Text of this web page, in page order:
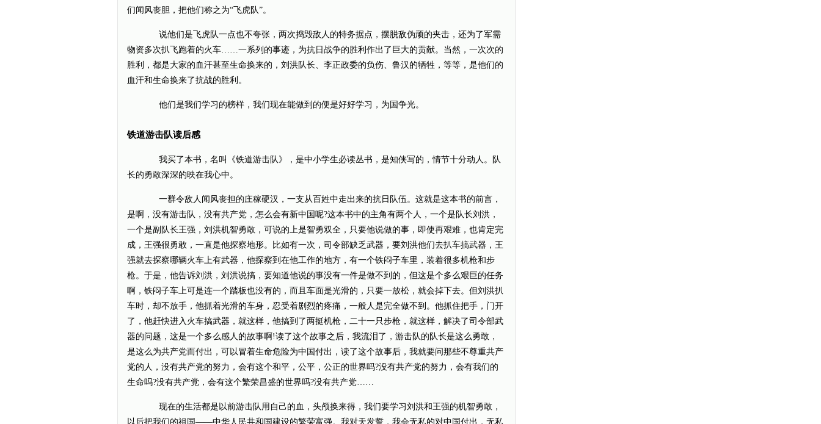
们闻风丧胆，把他们称之为“飞虎队”。
说他们是飞虎队一点也不夸张，两次捣毁敌人的特务据点，摆脱敌伪顽的夹击，还为了军需
物资多次扒飞跑着的火车……一系列的事迹，为抗日战争的胜利作出了巨大的贡献。当然，一次次的
胜利，都是大家的血汗甚至生命换来的，刘洪队长、李正政委的负伤、鲁汉的牺牲，等等，是他们的
血汗和生命换来了抗战的胜利。
他们是我们学习的榜样，我们现在能做到的便是好好学习，为国争光。
铁道游击队读后感
我买了本书，名叫《铁道游击队》，是中小学生必读丛书，是知侠写的，情节十分动人。队
长的勇敢深深的映在我心中。
一群令敌人闻风丧担的庄稼硬汉，一支从百姓中走出来的抗日队伍。这就是这本书的前言，
是啊，没有游击队，没有共产党，怎么会有新中国呢?这本书中的主角有两个人，一个是队长刘洪，
一个是副队长王强，刘洪机智勇敢，可说的上是智勇双全，只要他说做的事，即使再艰难，也肯定完
成，王强很勇敢，一直是他探察地形。比如有一次，司令部缺乏武器，要刘洪他们去扒车搞武器，王
强就去探察哪辆火车上有武器，他探察到在他工作的地方，有一个铁闷子车里，装着很多机枪和步
枪。于是，他告诉刘洪，刘洪说搞，要知道他说的事没有一件是做不到的，但这是个多么艰巨的任务
啊，铁闷子车上可是连一个踏板也没有的，而且车面是光滑的，只要一放松，就会掉下去。但刘洪扒
车时，却不放手，他抓着光滑的车身，忍受着剧烈的疼痛，一般人是完全做不到。他抓住把手，门开
了，他赶快进入火车搞武器，就这样，他搞到了两挺机枪，二十一只步枪，就这样，解决了司令部武
器的问题，这是一个多么感人的故事啊!读了这个故事之后，我流泪了，游击队的队长是这么勇敢，
是这么为共产党而付出，可以冒着生命危险为中国付出，读了这个故事后，我就要问那些不尊重共产
党的人，没有共产党的努力，会有这个和平，公平，公正的世界吗?没有共产党的努力，会有我们的
生命吗?没有共产党，会有这个繁荣昌盛的世界吗?没有共产党……
现在的生活都是以前游击队用自己的血，头颅换来得，我们要学习刘洪和王强的机智勇敢，
以后把我们的祖国——中华人民共和国建设的繁荣富强。我对天发誓，我会无私的对中国付出，无私